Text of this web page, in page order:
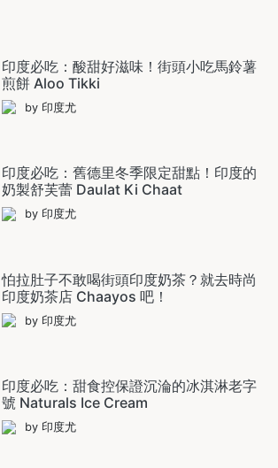
印度必吃：酸甜好滋味！街頭小吃馬鈴薯
煎餅 Aloo Tikki
by 印度尤
印度必吃：舊德里冬季限定甜點！印度的
奶製舒芙蕾 Daulat Ki Chaat
by 印度尤
怕拉肚子不敢喝街頭印度奶茶？就去時尚
印度奶茶店 Chaayos 吧！
by 印度尤
印度必吃：甜食控保證沉淪的冰淇淋老字
號 Naturals Ice Cream
by 印度尤